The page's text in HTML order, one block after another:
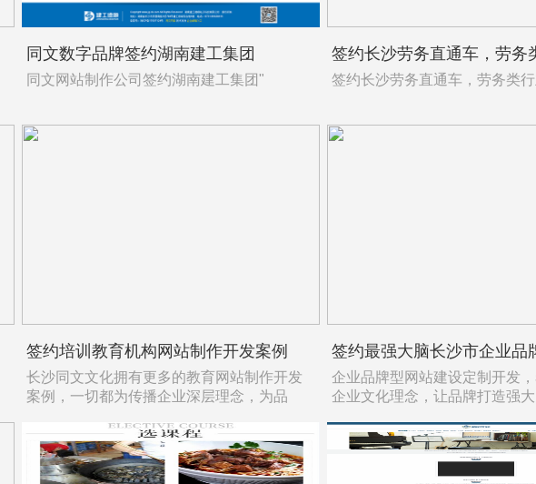
同文数字品牌签约湖南建工集团
同文网站制作公司签约湖南建工集团" 签约长沙劳务直通车，劳务类
签约培训教育机构网站制作开发案例
长沙同文文化拥有更多的教育网站制作开发
案例，一切都为传播企业深层理念，为品
企业品牌型网站建设定制开发
企业文化理念，让品牌打造强